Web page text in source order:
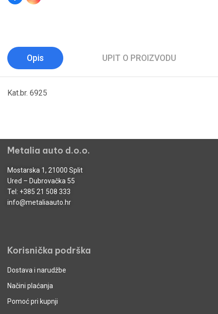
Opis UPIT O PROIZVODU
Kat.br. 6925
Metalia auto d.o.o.
Mostarska 1, 21000 Split
Ured – Dubrovačka 55
Tel: +385 21 508 333
info@metaliaauto.hr
Korisnička podrška
Dostava i narudžbe
Načini plaćanja
Pomoć pri kupnji